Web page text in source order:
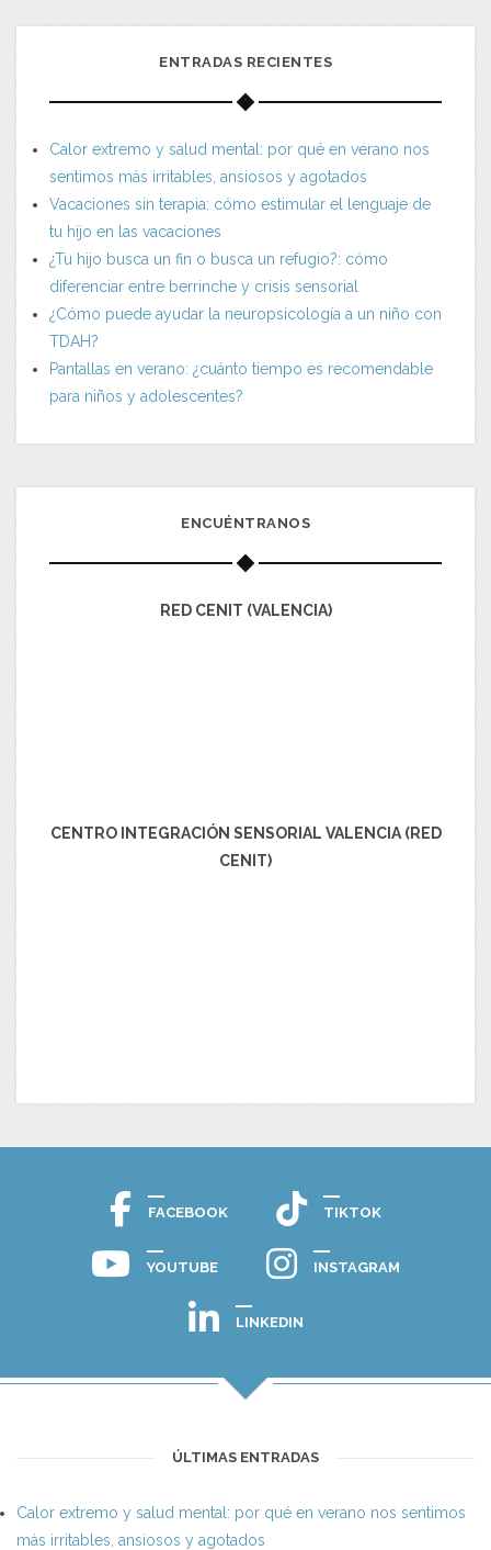
ENTRADAS RECIENTES
Calor extremo y salud mental: por qué en verano nos
sentimos más irritables, ansiosos y agotados
Vacaciones sin terapia: cómo estimular el lenguaje de
tu hijo en las vacaciones
¿Tu hijo busca un fin o busca un refugio?: cómo
diferenciar entre berrinche y crisis sensorial
¿Cómo puede ayudar la neuropsicología a un niño con
TDAH?
Pantallas en verano: ¿cuánto tiempo es recomendable
para niños y adolescentes?
ENCUÉNTRANOS
RED CENIT (VALENCIA)
CENTRO INTEGRACIÓN SENSORIAL VALENCIA (RED
CENIT)
FACEBOOK TIKTOK
YOUTUBE INSTAGRAM
LINKEDIN
ÚLTIMAS ENTRADAS
Calor extremo y salud mental: por qué en verano nos sentimos
más irritables, ansiosos y agotados